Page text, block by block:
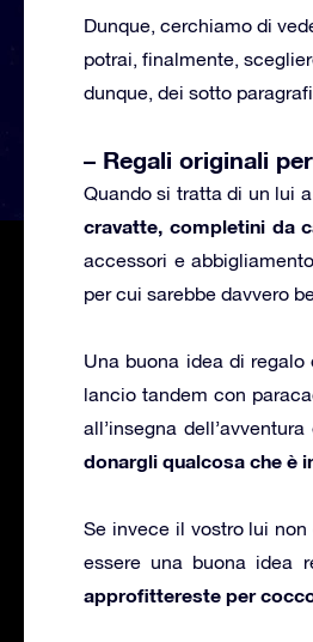
Dunque, cerchiamo di
potrai, finalmente,
dunque, dei sotto
– Regali originali
Quando si tratta di un lui
cravatte, completini da
accessori e
per cui sarebbe davvero
Una buona idea di
lancio tandem con
all’insegna
donargli qualcosa che è
Se invece il vostro lui
essere una buona idea
approfittereste per